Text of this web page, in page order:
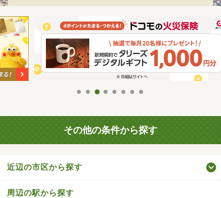
その他の条件から探す
近辺の市区から探す
周辺の駅から探す